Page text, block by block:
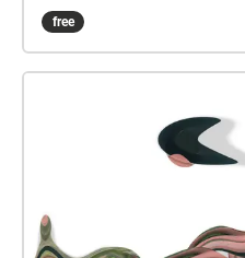
sloužit také jako nástroje
tom, jaký obsah nám
vytváří. A současné
řídí stejnými
způsobem o mapách
jaká je jejich podstata,
sloužit a jaký svět nám
poznávat; co nám mohou
podklady říci o světě a
free